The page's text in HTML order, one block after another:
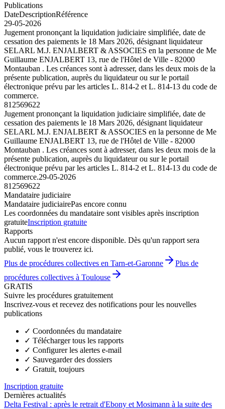
Publications
DateDescriptionRéférence
29-05-2026
Jugement prononçant la liquidation judiciaire simplifiée, date de
cessation des paiements le 18 Mars 2026, désignant liquidateur
SELARL M.J. ENJALBERT & ASSOCIES en la personne de Me
Guillaume ENJALBERT 13, rue de l'Hôtel de Ville - 82000
Montauban . Les créances sont à adresser, dans les deux mois de la
présente publication, auprès du liquidateur ou sur le portail
électronique prévu par les articles L. 814-2 et L. 814-13 du code de
commerce.
812569622
Jugement prononçant la liquidation judiciaire simplifiée, date de
cessation des paiements le 18 Mars 2026, désignant liquidateur
SELARL M.J. ENJALBERT & ASSOCIES en la personne de Me
Guillaume ENJALBERT 13, rue de l'Hôtel de Ville - 82000
Montauban . Les créances sont à adresser, dans les deux mois de la
présente publication, auprès du liquidateur ou sur le portail
électronique prévu par les articles L. 814-2 et L. 814-13 du code de
commerce.29-05-2026
812569622
Mandataire judiciaire
Mandataire judiciairePas encore connu
Les coordonnées du mandataire sont visibles après inscription
gratuiteInscription gratuite
Rapports
Aucun rapport n'est encore disponible. Dès qu'un rapport sera
publié, vous le trouverez ici.
Plus de procédures collectives en Tarn-et-Garonne
Plus de
procédures collectives à Toulouse
GRATIS
Suivre les procédures gratuitement
Inscrivez-vous et recevez des notifications pour les nouvelles
publications
✓ Coordonnées du mandataire
✓ Télécharger tous les rapports
✓ Configurer les alertes e-mail
✓ Sauvegarder des dossiers
✓ Gratuit, toujours
Inscription gratuite
Dernières actualités
Delta Festival : après le retrait d'Ebony et Mosimann à la suite des